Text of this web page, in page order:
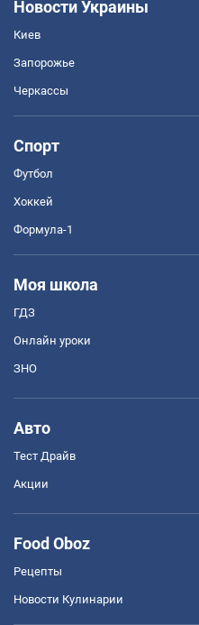
Новости Украины
Киев
Запорожье
Черкассы
Спорт
Футбол
Хоккей
Формула-1
Моя школа
ГДЗ
Онлайн уроки
ЗНО
Авто
Тест Драйв
Акции
Food Oboz
Рецепты
Новости Кулинарии